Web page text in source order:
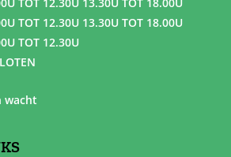
TOT 12.30U 13.30U TOT 18.00U
TOT 12.30U
wacht